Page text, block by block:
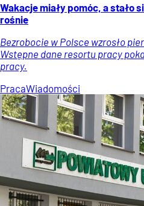
Wakacje miały pomóc, a stało
rośnie
Bezrobocie w Polsce wzrosło
Wstępne dane resortu pracy
pracy.
PracaWiadomości